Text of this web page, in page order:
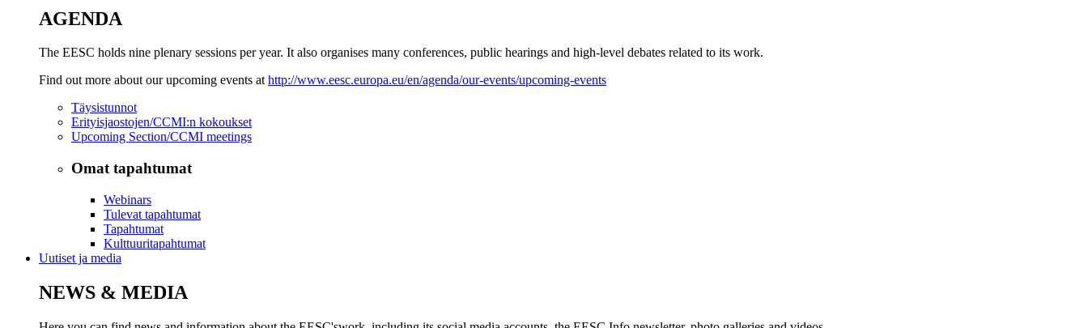
AGENDA
The EESC holds nine plenary sessions per year. It also organises many conferences, public hearings and high-level debates related to its work.
Find out more about our upcoming events athttp://www.eesc.europa.eu/en/agenda/our-events/upcoming-events
Täysistunnot
Erityisjaostojen/CCMI:n kokoukset
Upcoming Section/CCMI meetings
Omat tapahtumat
Webinars
Tulevat tapahtumat
Tapahtumat
Kulttuuritapahtumat
Uutiset ja media
NEWS & MEDIA